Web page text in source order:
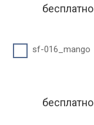
бесплатно
sf-016_mango
бесплатно